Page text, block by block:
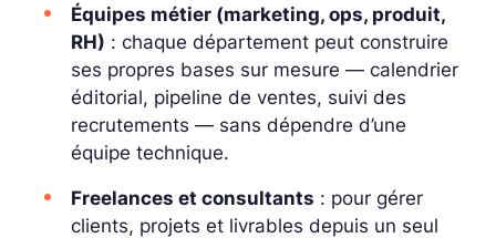
Équipes métier (marketing, ops, produit,
RH) : chaque département peut construire
ses propres bases sur mesure — calendrier
éditorial, pipeline de ventes, suivi des
recrutements — sans dépendre d’une
équipe technique.
Freelances et consultants : pour gérer
clients, projets et livrables depuis un seul